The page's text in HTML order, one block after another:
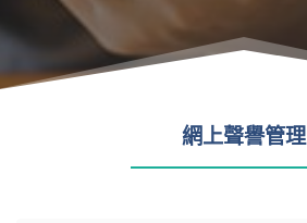
網上聲譽管理